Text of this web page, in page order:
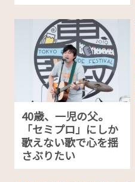
40歳、一児の父。
「セミプロ」にしか
歌えない歌で心を揺
さぶりたい